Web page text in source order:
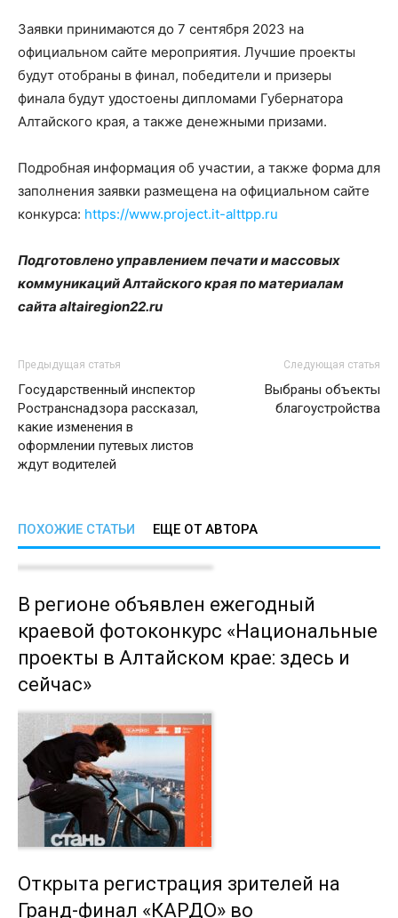
Заявки принимаются до 7 сентября 2023 на
официальном сайте мероприятия. Лучшие проекты
будут отобраны в финал, победители и призеры
финала будут удостоены дипломами Губернатора
Алтайского края, а также денежными призами.
Подробная информация об участии, а также форма для
заполнения заявки размещена на официальном сайте
конкурса: https://www.project.it-alttpp.ru
Подготовлено управлением печати и массовых
коммуникаций Алтайского края по материалам
сайта altairegion22.ru
Предыдущая статья
Государственный инспектор
Ространснадзора рассказал,
какие изменения в
оформлении путевых листов
ждут водителей
Следующая статья
Выбраны объекты
благоустройства
ПОХОЖИЕ СТАТЬИ ЕЩЕ ОТ АВТОРА
В регионе объявлен ежегодный
краевой фотоконкурс «Национальные
проекты в Алтайском крае: здесь и
сейчас»
Открыта регистрация зрителей на
Гранд-финал «КАРДО» во